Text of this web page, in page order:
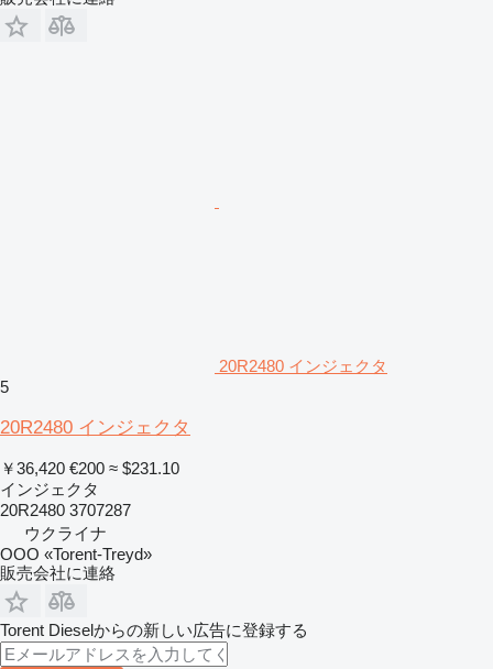
20R2480 インジェクタ
5
20R2480 インジェクタ
￥36,420 €200 ≈ $231.10
インジェクタ
20R2480 3707287
ウクライナ
OOO «Torent-Treyd»
販売会社に連絡
Torent Dieselからの新しい広告に登録する